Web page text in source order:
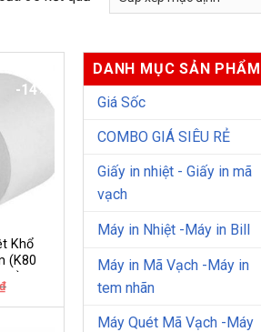
-14%
Khổ
(K80
₫
là:
tại
DANH MỤC SẢN PHẨM
Giá Sốc
COMBO GIÁ SIÊU RẺ
Giấy in nhiệt - Giấy in mã
vạch
Máy in Nhiệt -Máy in Bill
Máy in Mã Vạch -Máy in
tem nhãn
Máy Quét Mã Vạch -Máy